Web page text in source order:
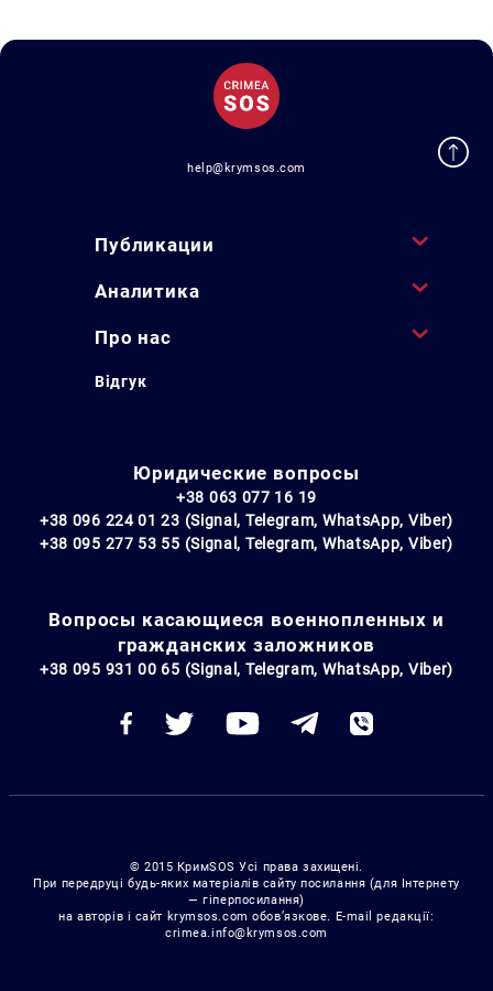
help@krymsos.com
Публикации
Аналитика
Про нас
Відгук
Юридические вопросы
+38 063 077 16 19
+38 096 224 01 23 (Signal, Telegram, WhatsApp, Viber)
+38 095 277 53 55 (Signal, Telegram, WhatsApp, Viber)
Вопросы касающиеся военнопленных и
гражданских заложников
+38 095 931 00 65 (Signal, Telegram, WhatsApp, Viber)
© 2015 КримSOS Усі права захищені.
При передруці будь-яких матеріалів сайту посилання (для Інтернету
— гіперпосилання)
на авторів і сайт krymsos.com обов’язкове. E-mail редакції:
crimea.info@krymsos.com